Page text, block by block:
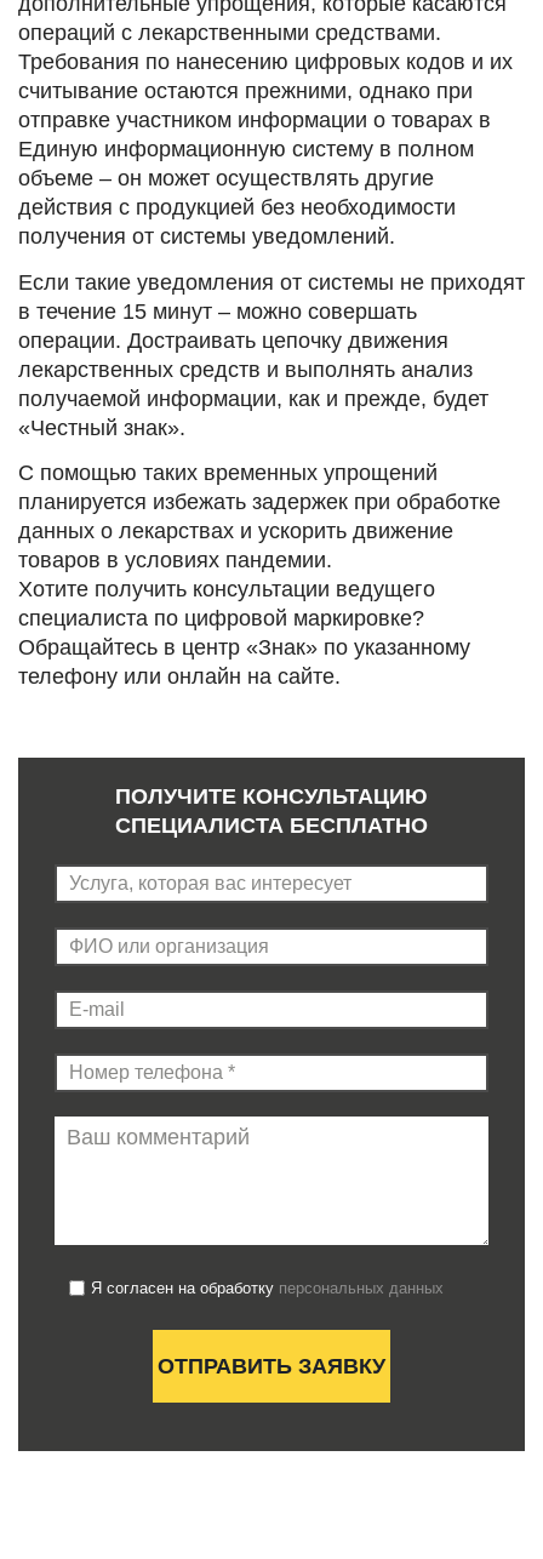
операций с лекарственными средствами.
Требования по нанесению цифровых кодов и их
считывание остаются прежними, однако при
отправке участником информации о товарах в
Единую информационную систему в полном
объеме – он может осуществлять другие
действия с продукцией без необходимости
получения от системы уведомлений.
Если такие уведомления от системы не приходят
в течение 15 минут – можно совершать
операции. Достраивать цепочку движения
лекарственных средств и выполнять анализ
получаемой информации, как и прежде, будет
«Честный знак».
С помощью таких временных упрощений
планируется избежать задержек при обработке
данных о лекарствах и ускорить движение
товаров в условиях пандемии.
Хотите получить консультации ведущего
специалиста по цифровой маркировке?
Обращайтесь в центр «Знак» по указанному
телефону или онлайн на сайте.
ПОЛУЧИТЕ КОНСУЛЬТАЦИЮ
СПЕЦИАЛИСТА БЕСПЛАТНО
Я согласен на обработку персональных данных